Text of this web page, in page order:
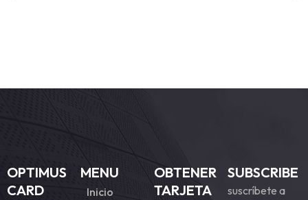
OPTIMUS
CARD
MENU
Inicio
OBTENER
TARJETA
SUBSCRIBE
suscríbete a